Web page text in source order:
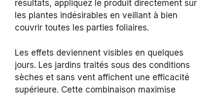
résultats, appliquez le produit directement sur
les plantes indésirables en veillant à bien
couvrir toutes les parties foliaires.
Les effets deviennent visibles en quelques
jours. Les jardins traités sous des conditions
sèches et sans vent affichent une efficacité
supérieure. Cette combinaison maximise